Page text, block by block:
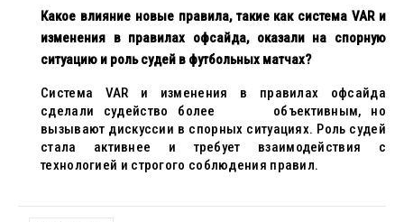
Какое влияние новые правила, такие как система VAR и
изменения в правилах офсайда, оказали на спорную
ситуацию и роль судей в футбольных матчах?
Система VAR и изменения в правилах офсайда
сделали судейство более объективным, но
вызывают дискуссии в спорных ситуациях. Роль судей
стала активнее и требует взаимодействия с
технологией и строгого соблюдения правил.